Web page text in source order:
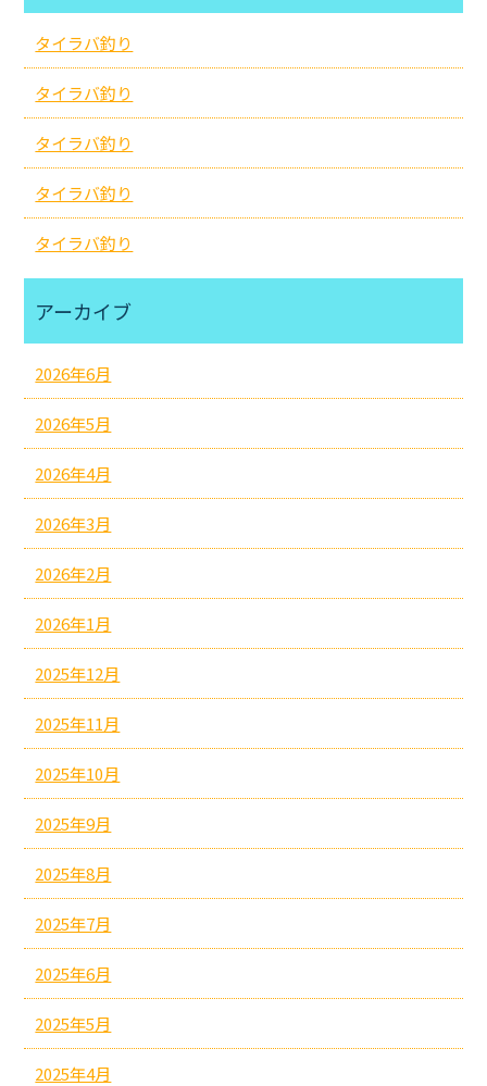
タイラバ釣り
タイラバ釣り
タイラバ釣り
タイラバ釣り
タイラバ釣り
アーカイブ
2026年6月
2026年5月
2026年4月
2026年3月
2026年2月
2026年1月
2025年12月
2025年11月
2025年10月
2025年9月
2025年8月
2025年7月
2025年6月
2025年5月
2025年4月